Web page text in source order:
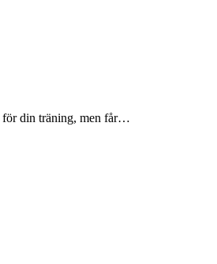
för din träning, men får…